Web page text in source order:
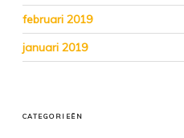
februari 2019
januari 2019
CATEGORIEËN